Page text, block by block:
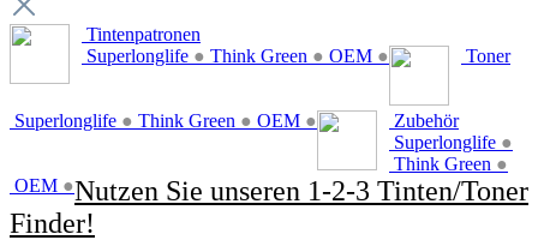
Tintenpatronen
Superlonglife ● Think Green ● OEM ● Toner
Superlonglife ● Think Green ● OEM ●
Zubehör
Superlonglife ●
Think Green ●
OEM ●Nutzen Sie unseren 1-2-3 Tinten/Toner
Finder!